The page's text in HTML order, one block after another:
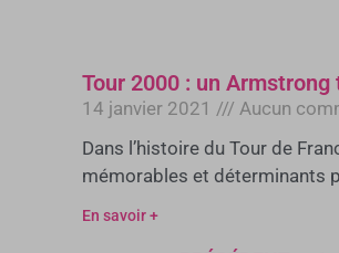
Tour 2000 : un
14 janvier 2021
Aucun
Dans l’histoire du Tour de
mémorables et déterminants
En savoir +